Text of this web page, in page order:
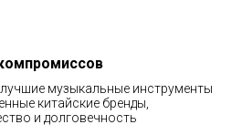
музыкальные инструменты
китайские бренды,
и долговечность